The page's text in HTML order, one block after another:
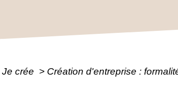
Je crée > Création d'entreprise :